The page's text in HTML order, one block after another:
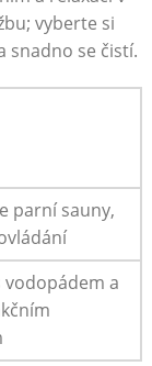
vyberte si
snadno se čistí.
parní sauny,
vodopádem a